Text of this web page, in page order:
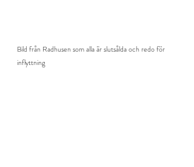
Bild från Radhusen som alla är slutsålda och redo för
inflyttning